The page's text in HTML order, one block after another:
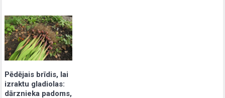
Pēdējais brīdis, lai
izraktu gladiolas:
dārznieka padoms,